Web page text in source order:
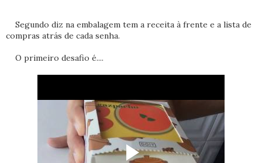
Segundo diz na embalagem tem a receita à frente e a lista de
compras atrás de cada senha.
O primeiro desafio é....